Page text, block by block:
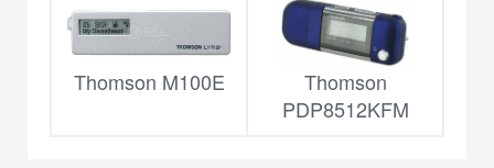
Thomson M100E
Thomson
PDP8512KFM